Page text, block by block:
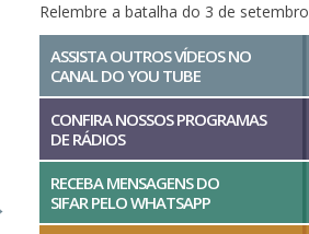
Relembre a batalha do 3 de setembro
ASSISTA OUTROS VÍDEOS NO
CANAL DO YOU TUBE
CONFIRA NOSSOS PROGRAMAS
DE RÁDIOS
RECEBA MENSAGENS DO
SIFAR PELO WHATSAPP